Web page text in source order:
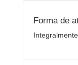
Forma de